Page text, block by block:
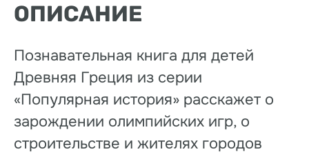
ОПИСАНИЕ
Познавательная книга для детей
Древняя Греция из серии
«Популярная история» расскажет о
зарождении олимпийских игр, о
строительстве и жителях городов